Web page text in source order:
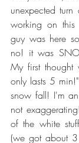
unexpected
working on this
guy was here
no! it was
My first thought
only lasts 5
snow fall! I'm
not
of the white
(we got about